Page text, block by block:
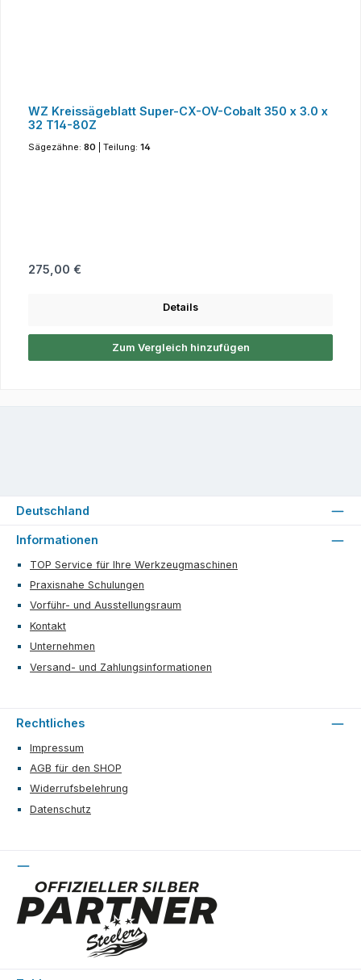
WZ Kreissägeblatt Super-CX-OV-Cobalt 350 x 3.0 x
32 T14-80Z
Sägezähne: 80 Teilung: 14
Regulärer Preis:
275,00 €
Details
Zum Vergleich hinzufügen
Informationen
TOP Service für Ihre Werkzeugmaschinen
Praxisnahe Schulungen
Vorführ- und Ausstellungsraum
Kontakt
Unternehmen
Versand- und Zahlungsinformationen
Rechtliches
Impressum
AGB für den SHOP
Widerrufsbelehrung
Datenschutz
Deutschland